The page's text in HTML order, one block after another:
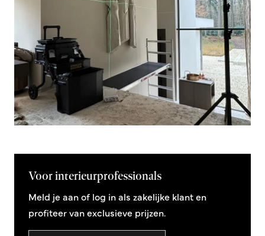
Voor interieurprofessionals
Meld je aan of log in als zakelijke klant en
profiteer van exclusieve prijzen.